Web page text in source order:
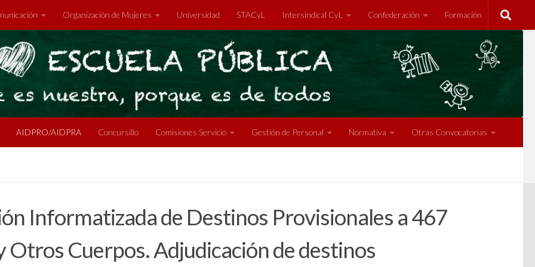
Organización de Mujeres Universidad STACyL Intersindical CyL Confederación Formación
AIDPRO/AIDPRA Concursillo Comisiones Servicio Gestión de Personal Normativa Otras Convocatorias
Informatizada de Destinos Provisionales a 467
Otros Cuerpos. Adjudicación de destinos